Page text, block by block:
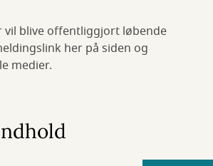
vil blive offentliggjort løbende
her på siden og
medier.